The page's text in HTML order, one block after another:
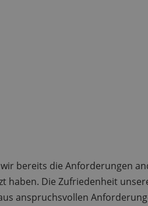
bereits die Anforderungen
Die Zufriedenheit
anspruchsvollen